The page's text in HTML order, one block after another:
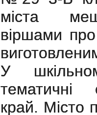
міста
віршами
У
тематичні
край. Місто